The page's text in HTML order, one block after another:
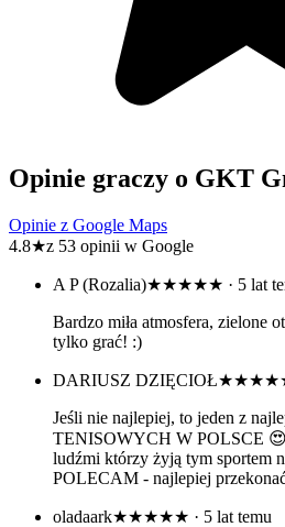
Opinie graczy o GKT
Opinie z Google Maps
4.8★z 53 opinii w Google
A P (Rozalia)★★★★★ · 5 lat
Bardzo miła atmosfera, zielone
tylko grać! :)
DARIUSZ DZIĘCIOŁ
Jeśli nie najlepiej, to jeden z
TENISOWYCH W POLSCE
ludźmi którzy żyją tym sportem
POLECAM - najlepiej
oladaark★★★★★ · 5 lat temu